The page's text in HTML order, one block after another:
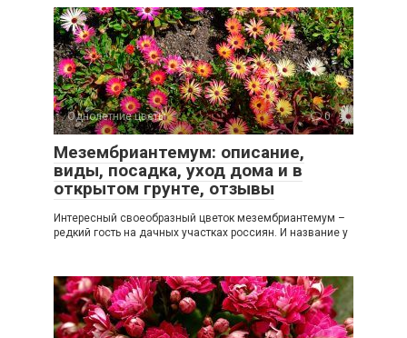
Однолетние цветы 0
Мезембриантемум: описание,
виды, посадка, уход дома и в
открытом грунте, отзывы
Интересный своеобразный цветок мезембриантемум –
редкий гость на дачных участках россиян. И название у